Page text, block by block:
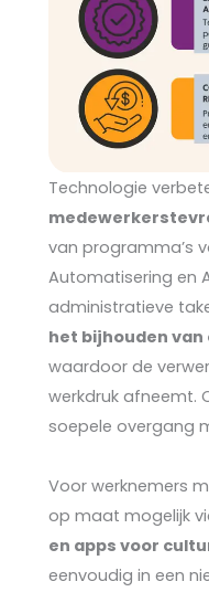
Technologie
van programma’s
Automatisering en
administratieve
het bijhouden
waardoor de
werkdruk afneemt.
soepele overgang
Voor werknemers
op maat mogelijk
en apps voor
eenvoudig in een